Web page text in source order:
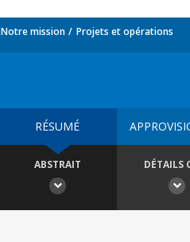
Notre mission Projets et opérations
RÉSUMÉ
ABSTRAIT DÉTAILS